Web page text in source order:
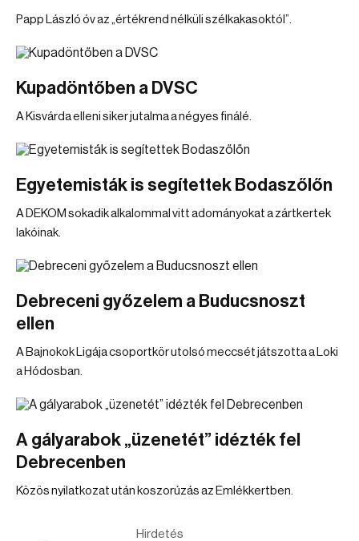
Papp László óv az „értékrend nélküli szélkakasoktól”.
Kupadöntőben a DVSC
A Kisvárda elleni siker jutalma a négyes finálé.
Egyetemisták is segítettek Bodaszőlőn
A DEKOM sokadik alkalommal vitt adományokat a zártkertek
lakóinak.
Debreceni győzelem a Buducsnoszt
ellen
A Bajnokok Ligája csoportkör utolsó meccsét játszotta a Loki
a Hódosban.
A gályarabok „üzenetét” idézték fel
Debrecenben
Közös nyilatkozat után koszorúzás az Emlékkertben.
Hirdetés